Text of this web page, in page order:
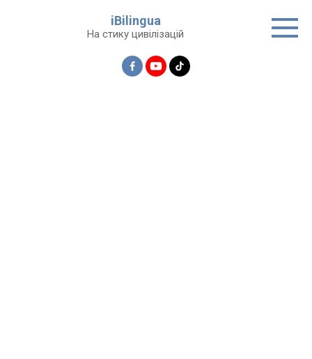
iBilingua
На стику цивілізацій